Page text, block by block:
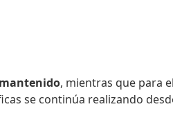
, mientras que para el
se continúa realizando